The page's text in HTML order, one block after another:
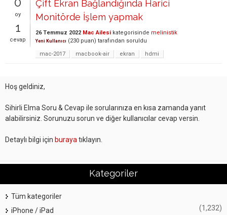
oy
1
cevap
Çift Ekran Bağlandığında Harici
Monitörde İşlem yapmak
26 Temmuz 2022 Mac Ailesi kategorisinde melinistik
Yeni Kullanıcı (230 puan) tarafından soruldu
mac-2017
macbook-air ekran hdmi
Hoş geldiniz,
Sihirli Elma Soru & Cevap ile sorularınıza en kısa zamanda yanıt
alabilirsiniz. Sorunuzu sorun ve diğer kullanıcılar cevap versin.
Detaylı bilgi için buraya tıklayın.
Kategoriler
Tüm kategoriler
iPhone / iPad
(1,232)